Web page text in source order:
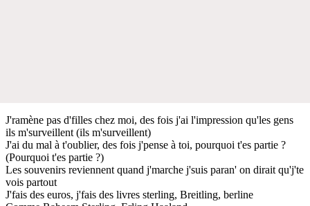
J'ramène pas d'filles chez moi, des fois j'ai l'impression qu'les gens
ils m'surveillent (ils m'surveillent)
J'ai du mal à t'oublier, des fois j'pense à toi, pourquoi t'es partie ?
(Pourquoi t'es partie ?)
Les souvenirs reviennent quand j'marche j'suis paran' on dirait qu'j'te
vois partout
J'fais des euros, j'fais des livres sterling, Breitling, berline